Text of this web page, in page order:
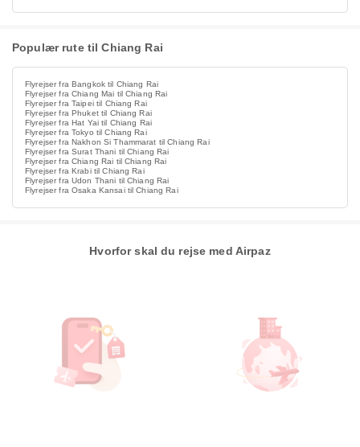
Populær rute til Chiang Rai
Flyrejser fra Bangkok til Chiang Rai
Flyrejser fra Chiang Mai til Chiang Rai
Flyrejser fra Taipei til Chiang Rai
Flyrejser fra Phuket til Chiang Rai
Flyrejser fra Hat Yai til Chiang Rai
Flyrejser fra Tokyo til Chiang Rai
Flyrejser fra Nakhon Si Thammarat til Chiang Rai
Flyrejser fra Surat Thani til Chiang Rai
Flyrejser fra Chiang Rai til Chiang Rai
Flyrejser fra Krabi til Chiang Rai
Flyrejser fra Udon Thani til Chiang Rai
Flyrejser fra Osaka Kansai til Chiang Rai
Hvorfor skal du rejse med Airpaz